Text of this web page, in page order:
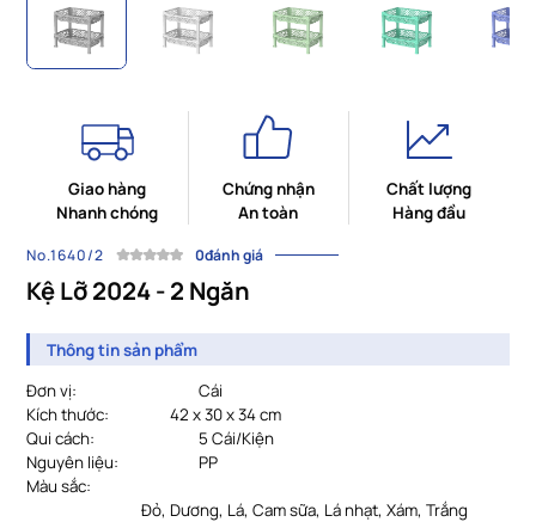
Giao hàng
Nhanh chóng
Chứng nhận
An toàn
Chất lượng
Hàng đầu
No.1640/2 0đánh giá
Kệ Lỡ 2024 - 2 Ngăn
Thông tin sản phẩm
Đơn vị:
Cái
Kích thước:
42 x 30 x 34 cm
Qui cách:
				5
Cái/Kiện
Nguyên liệu:
PP
Màu sắc:
				Đỏ, Dương, Lá, Cam sữa, Lá nhạt, Xám, Trắng